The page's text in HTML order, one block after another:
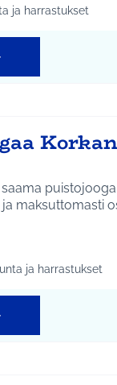
mukaan: Hyrylä
teeman
ja harrastukset
maksuttomasti
mukaan:
tulokset teeman
ja harrastukset